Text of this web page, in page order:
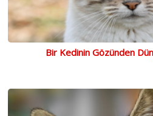
Bir Kedinin Gözünden